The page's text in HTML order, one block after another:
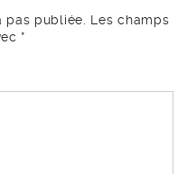
pas publiée.
Les champs
*